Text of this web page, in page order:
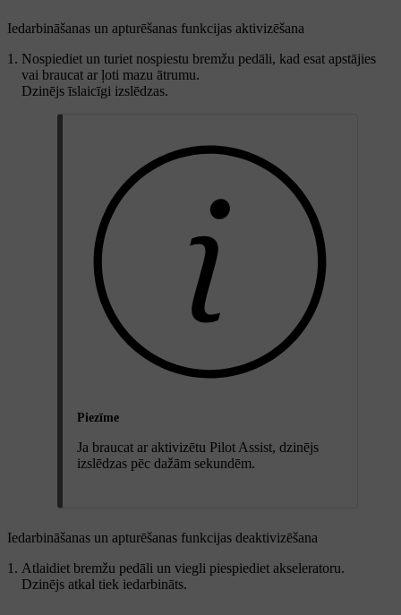
Iedarbināšanas un apturēšanas funkcijas aktivizēšana
Nospiediet un turiet nospiestu bremžu pedāli, kad esat apstājies
vai braucat ar ļoti mazu ātrumu.
Dzinējs īslaicīgi izslēdzas.
Piezīme
Ja braucat ar aktivizētu Pilot Assist, dzinējs
izslēdzas pēc dažām sekundēm.
Iedarbināšanas un apturēšanas funkcijas deaktivizēšana
Atlaidiet bremžu pedāli un viegli piespiediet akseleratoru.
Dzinējs atkal tiek iedarbināts.